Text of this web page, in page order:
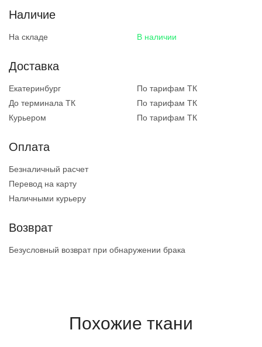
Наличие
На складе В наличии
Доставка
Екатеринбург
По тарифам ТК
До терминала ТК
По тарифам ТК
Курьером
По тарифам ТК
Оплата
Безналичный расчет
Перевод на карту
Наличными курьеру
Возврат
Безусловный возврат при обнаружении брака
Похожие ткани